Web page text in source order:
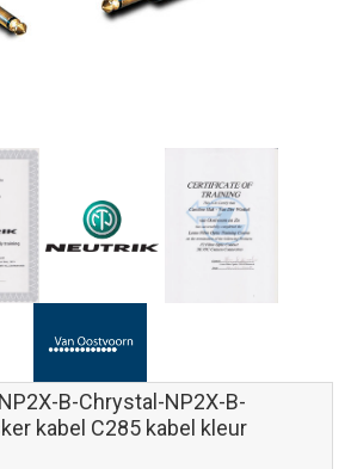
B-Chrystal-NP2X-B-
kabel C285 kabel kleur